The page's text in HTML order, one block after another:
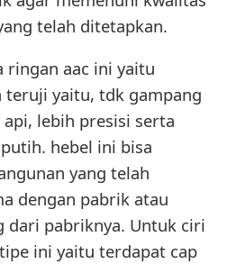
telah ditetapkan.
ringan aac ini yaitu
teruji yaitu, tdk gampang
lebih presisi serta
hebel ini bisa
yang telah
dengan pabrik atau
dari pabriknya. Untuk ciri
ini yaitu terdapat cap